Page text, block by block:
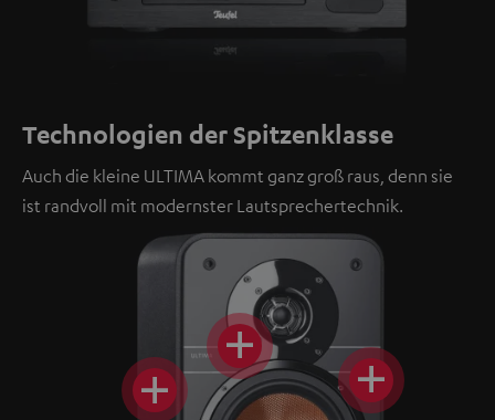
Technologien der Spitzenklasse
Auch die kleine ULTIMA kommt ganz groß raus, denn sie
ist randvoll mit modernster Lautsprechertechnik.